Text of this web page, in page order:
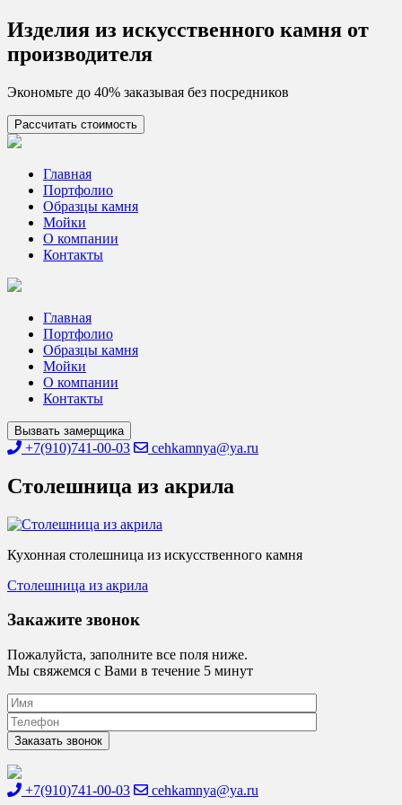
Skip
to
content
Изделия из искусcтвенного камня от
производителя
Экономьте до 40% заказывая без посредников
Рассчитать стоимость
Цех камня
Столешницы из искусственного камня
Главная
Портфолио
Образцы камня
Мойки
О компании
Контакты
Главная
Портфолио
Образцы камня
Мойки
О компании
Контакты
Вызвать замерщика
+7(910)741-00-03 cehkamnya@ya.ru
Столешница из акрила
Кухонная столешница из искусственного камня
Навигация
по
Столешница из акрила
Закажите звонок
Пожалуйста, заполните все поля ниже.
Мы свяжемся с Вами в течение 5 минут
+7(910)741-00-03 cehkamnya@ya.ru